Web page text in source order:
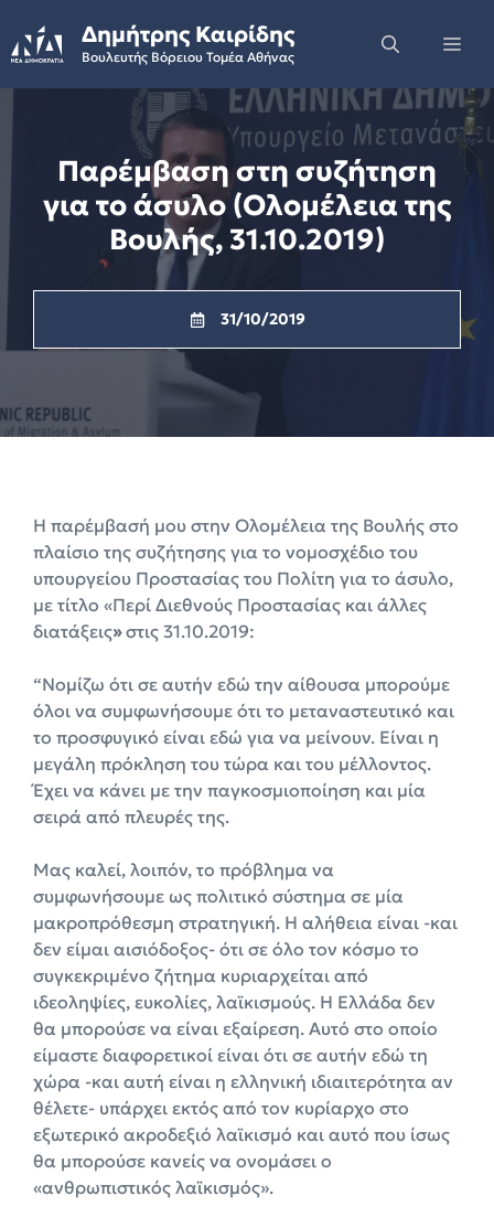
to
content
Δημήτρης Καιρίδης
Βουλευτής Βόρειου Τομέα Αθήνας
Παρέμβαση στη συζήτηση
για το άσυλο (Ολομέλεια της
Βουλής, 31.10.2019)
31/10/2019
H παρέμβασή μου στην Ολομέλεια της Βουλής στο
πλαίσιο της συζήτησης για το νομοσχέδιο του
υπουργείου Προστασίας του Πολίτη για το άσυλο,
με τίτλο «Περί Διεθνούς Προστασίας και άλλες
διατάξεις»στις 31.10.2019:
“Νομίζω ότι σε αυτήν εδώ την αίθουσα μπορούμε
όλοι να συμφωνήσουμε ότι το μεταναστευτικό και
το προσφυγικό είναι εδώ για να μείνουν. Είναι η
μεγάλη πρόκληση του τώρα και του μέλλοντος.
Έχει να κάνει με την παγκοσμιοποίηση και μία
σειρά από πλευρές της.
Μας καλεί, λοιπόν, το πρόβλημα να
συμφωνήσουμε ως πολιτικό σύστημα σε μία
μακροπρόθεσμη στρατηγική. Η αλήθεια είναι -και
δεν είμαι αισιόδοξος- ότι σε όλο τον κόσμο το
συγκεκριμένο ζήτημα κυριαρχείται από
ιδεοληψίες, ευκολίες, λαϊκισμούς. Η Ελλάδα δεν
θα μπορούσε να είναι εξαίρεση. Αυτό στο οποίο
είμαστε διαφορετικοί είναι ότι σε αυτήν εδώ τη
χώρα -και αυτή είναι η ελληνική ιδιαιτερότητα αν
θέλετε- υπάρχει εκτός από τον κυρίαρχο στο
εξωτερικό ακροδεξιό λαϊκισμό και αυτό που ίσως
θα μπορούσε κανείς να ονομάσει ο
«ανθρωπιστικός λαϊκισμός».